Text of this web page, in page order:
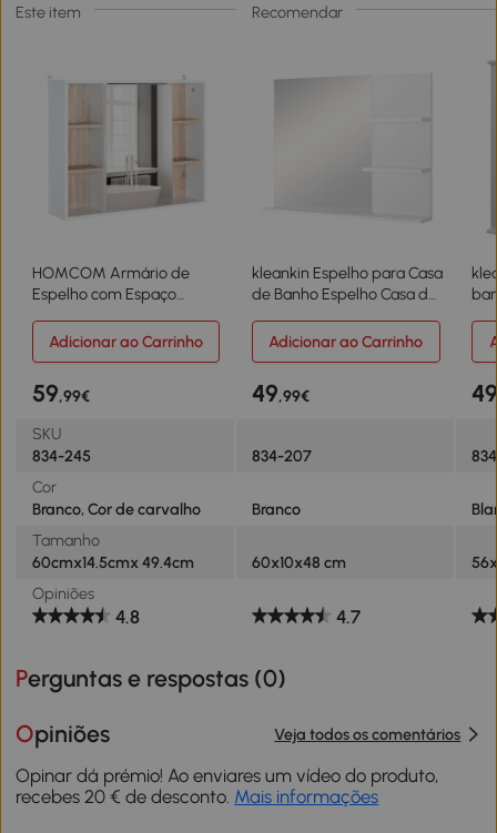
Este item Recomendar
HOMCOM Armário de
Espelho com Espaço
Ajustáveis ​​Armário de
Banheiro com Prateleiras
Branco e Carvalho
kleankin Espelho para Casa
de Banho Espelho Casa de
Parede com 3 Prateleiras
60x10x47cm Branco
de
Adicionar ao Carrinho Adicionar ao Carrinho
59,99€ 49,99€
SKU
834-245
834-207
Cor
Branco, Cor de carvalho
Branco
Tamanho
60cmx14.5cmx 49.4cm
60x10x48 cm
Opiniões
4.8 4.7
Perguntas e respostas (0)
Opiniões Veja todos os comentários
Opinar dá prémio! Ao enviares um vídeo do produto,
recebes 20 € de desconto. Mais informações